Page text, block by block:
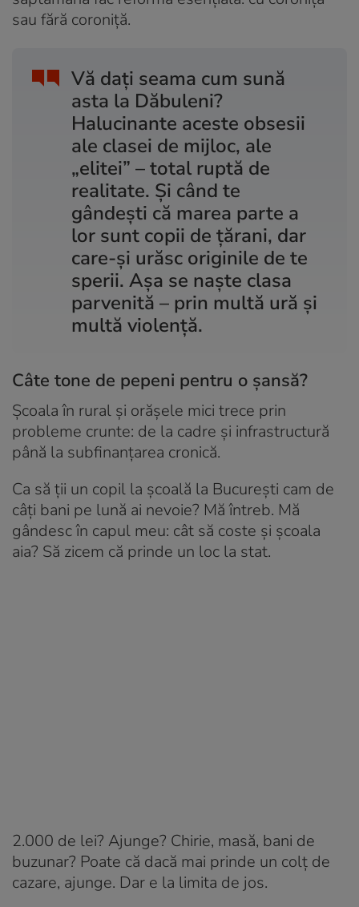
sau fără coroniță.
Vă dați seama cum sună
asta la Dăbuleni?
Halucinante aceste obsesii
ale clasei de mijloc, ale
„elitei” – total ruptă de
realitate. Și când te
gândești că marea parte a
lor sunt copii de țărani, dar
care-și urăsc originile de te
sperii. Așa se naște clasa
parvenită – prin multă ură și
multă violență.
Câte tone de pepeni pentru o șansă?
Școala în rural și orășele mici trece prin
probleme crunte: de la cadre și infrastructură
până la subfinanțarea cronică.
Ca să ții un copil la școală la București cam de
câți bani pe lună ai nevoie? Mă întreb. Mă
gândesc în capul meu: cât să coste și școala
aia? Să zicem că prinde un loc la stat.
2.000 de lei? Ajunge? Chirie, masă, bani de
buzunar? Poate că dacă mai prinde un colț de
cazare, ajunge. Dar e la limita de jos.